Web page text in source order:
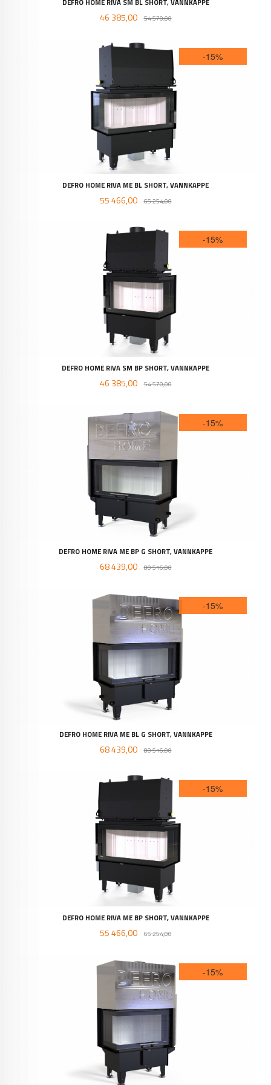
Tilbud
46 385,00 54 570,00Rabatt
DEFRO HOME RIVA ME BL SHORT, VANNKAPPE
Tilbud
55 466,00 65 254,00Rabatt
-15%
DEFRO HOME RIVA SM BP SHORT, VANNKAPPE
Tilbud
46 385,00 54 570,00Rabatt
-15%
DEFRO HOME RIVA ME BP G SHORT, VANNKAPPE
Tilbud
68 439,00 80 516,00Rabatt
-15%
DEFRO HOME RIVA ME BL G SHORT, VANNKAPPE
Tilbud
68 439,00 80 516,00Rabatt
-15%
DEFRO HOME RIVA ME BP SHORT, VANNKAPPE
Tilbud
55 466,00 65 254,00Rabatt
-15%
-15%